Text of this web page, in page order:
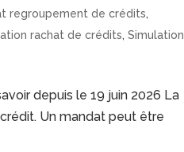
regroupement de crédits,
rachat de crédits,Simulation
depuis le 19 juin 2026 La
Un mandat peut être